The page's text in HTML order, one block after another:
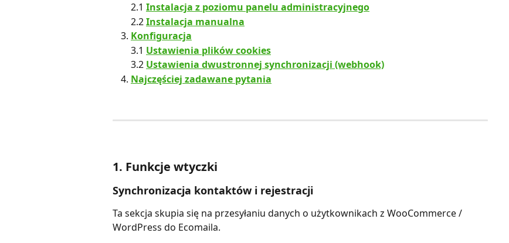
2.1 Instalacja z poziomu panelu administracyjnego
2.2Instalacja manualna
Konfiguracja
3.1 Ustawienia plików cookies
3.2 Ustawienia dwustronnej synchronizacji (webhook)
Najczęściej zadawane pytania
1. Funkcje wtyczki
Synchronizacja kontaktów i rejestracji
Ta sekcja skupia się na przesyłaniu danych o użytkownikach z WooCommerce /
WordPress do Ecomaila.